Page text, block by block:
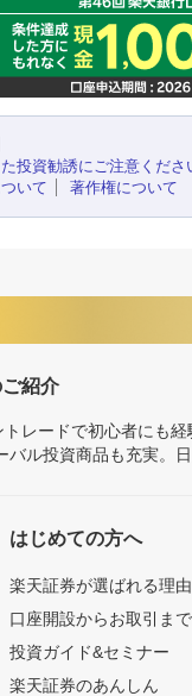
た投資勧誘にご注意くださ
いて
著作権について
紹介
レードで初心者にも
ル投資商品も充実。
はじめての方へ
楽天証券が選ばれる理由
口座開設からお取引ま
投資ガイド&セミナー
楽天証券のあんしん